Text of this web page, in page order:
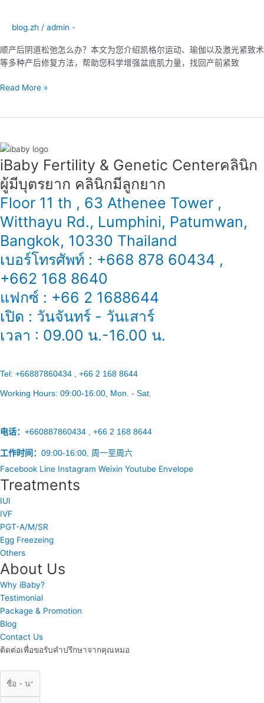
blog.zh / admin -
顺产后阴道松弛怎么办？本文为您介绍凯格尔运动、瑜伽以及激光紧致术
等多种产后修复方法，帮助您科学增强盆底肌力量，找回产前紧致
弛
吗？
Read More »
iBaby Fertility & Genetic Center​ คลินิก
ผู้มีบุตรยาก คลินิกมีลูกยาก
Floor 11 th , 63 Athenee Tower ,
Witthayu Rd., Lumphini, Patumwan,
Bangkok, 10330 Thailand
เบอร์โทรศัพท์ : +668 878 60434 ,
+662 168 8640
แฟกซ์ : +66 2 1688644
เปิด : วันจันทร์ - วันเสาร์
เวลา : 09.00 น.-16.00 น.
Tel: +66887860434 , +66 2 168 8644
Working Hours: 09:00-16:00 , Mon. - Sat.
电话： +660887860434 , +66 2 168 8644
工作时间： 09:00-16:00, 周一至周六
Facebook Line Instagram Weixin Youtube Envelope
Treatments
IUI
IVF
PGT-A/M/SR
Egg Freezeing
Others
About Us
Why iBaby?
Testimonial
Package & Promotion
Blog
Contact Us
ติดต่อเพื่อขอรับคำปรึกษาจากคุณหมอ